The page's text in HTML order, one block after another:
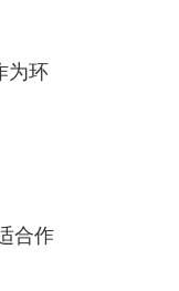
为环
合作